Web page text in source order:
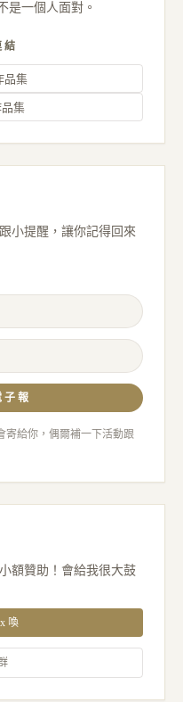
是一個人面對。
結
品集
集
小提醒，讓你記得回來
子報
寄給你，偶爾補一下活動跟
額贊助！會給我很大鼓
喚